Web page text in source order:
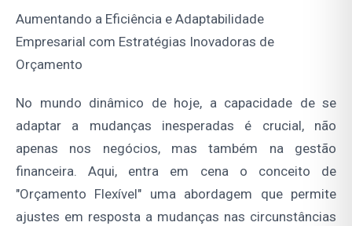
Aumentando a Eficiência e Adaptabilidade
Empresarial com Estratégias Inovadoras de
Orçamento
No mundo dinâmico de hoje, a capacidade de se
adaptar a mudanças inesperadas é crucial, não
apenas nos negócios, mas também na gestão
financeira. Aqui, entra em cena o conceito de
"Orçamento Flexível" uma abordagem que permite
ajustes em resposta a mudanças nas circunstâncias